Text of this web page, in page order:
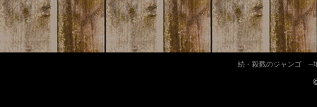
続・殺戮のジャンゴ ─